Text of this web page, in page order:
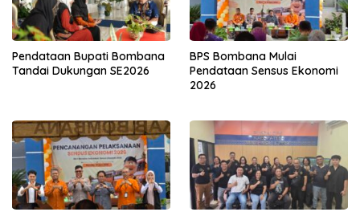
Pendataan Bupati Bombana
Tandai Dukungan SE2026
BPS Bombana Mulai
Pendataan Sensus Ekonomi
2026